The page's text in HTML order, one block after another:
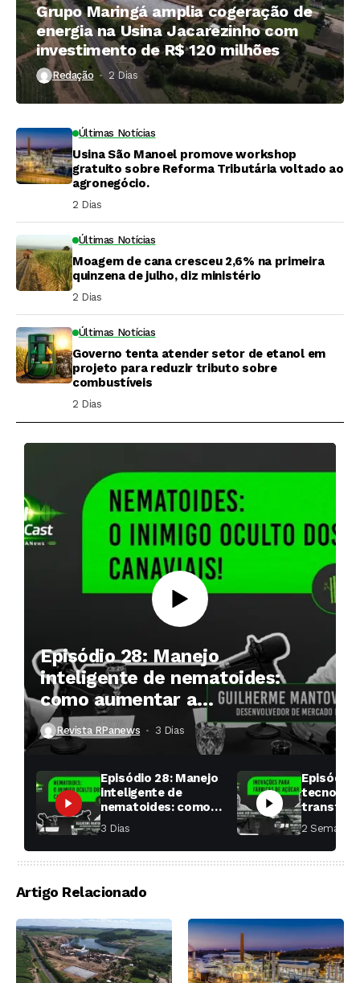
Grupo Maringá amplia cogeração de
energia na Usina Jacarezinho com
investimento de R$ 120 milhões
Redação 2 Dias ⁮
Últimas Notícias
Usina São Manoel promove workshop
gratuito sobre Reforma Tributária voltado ao
agronegócio.
2 Dias ⁮
Últimas Notícias
Moagem de cana cresceu 2,6% na primeira
quinzena de julho, diz ministério
2 Dias ⁮
Últimas Notícias
Governo tenta atender setor de etanol em
projeto para reduzir tributo sobre
combustíveis
2 Dias ⁮
Episódio 28: Manejo
inteligente de nematoides:
como aumentar a
produtividade das soqueiras?
Revista RPanews 3 Dias ⁮
Episódio 28: Manejo
inteligente de
nematoides: como
aumentar a
produtividade das
soqueiras?
3 Dias ⁮
Episódio
fábricas
2 Semanas ⁮
Artigo Relacionado